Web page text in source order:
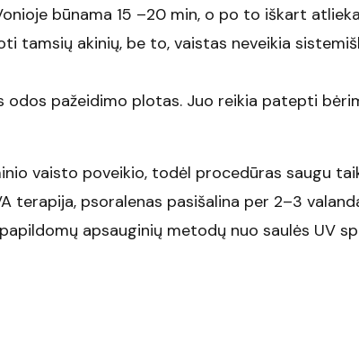
būnama 15 –20 min, o po to iškart
tamsių akinių, be to, vaistas neveikia
odos pažeidimo plotas. Juo reikia patepti
vaisto poveikio, todėl procedūras saugu
terapija, psoralenas pasišalina per 2–3
apsauginių metodų nuo saulės UV